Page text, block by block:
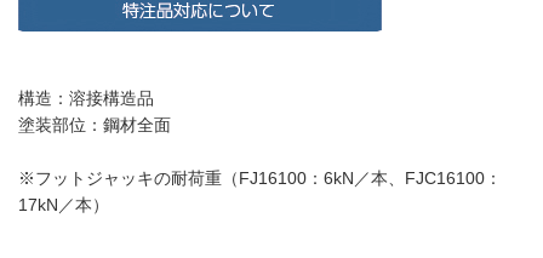
構造：溶接構造品
塗装部位：鋼材全面
※フットジャッキの耐荷重（FJ16100：6kN／本、FJC16100：
17kN／本）